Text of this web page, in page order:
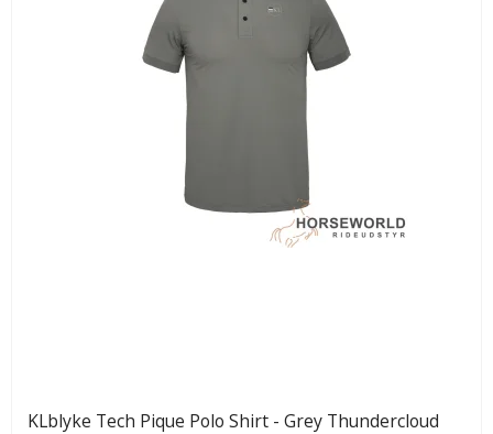
KLblyke Tech Pique Polo Shirt - Grey Thundercloud